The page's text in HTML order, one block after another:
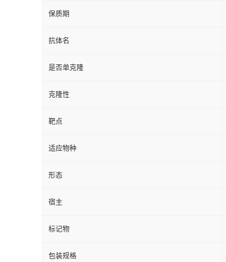
保质期
抗体名
是否单克隆
克隆性
靶点
适应物种
形态
宿主
标记物
包装规格